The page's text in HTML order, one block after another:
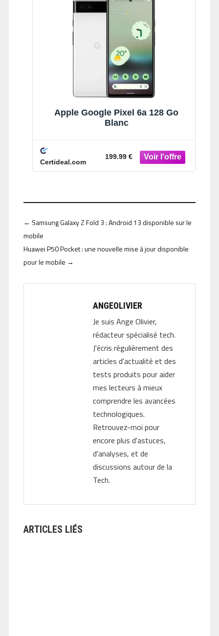
Apple Google Pixel 6a 128 Go
Blanc
Certideal.com
199.99 €
← Samsung Galaxy Z Fold 3 : Android 13 disponible sur le
mobile
Huawei P50 Pocket : une nouvelle mise à jour disponible
pour le mobile →
ANGEOLIVIER
Je suis Ange Olivier,
rédacteur spécialisé tech.
J'écris régulièrement des
articles d'actualité et des
tests produits pour aider
mes lecteurs à mieux
comprendre les avancées
technologiques.
Retrouvez-moi pour
encore plus d'astuces,
d'analyses, et de
discussions autour de la
Tech.
ARTICLES LIÉS